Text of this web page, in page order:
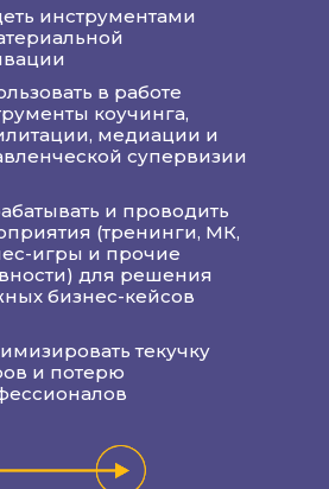
инструментами
в работе
коучинга,
медиации и
супервизии
и проводить
(тренинги, МК,
игры и прочие
для решения
бизнес-кейсов
текучку
и потерю
на всех трёх
синергетический